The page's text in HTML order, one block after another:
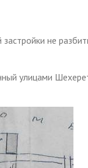
не
улицами